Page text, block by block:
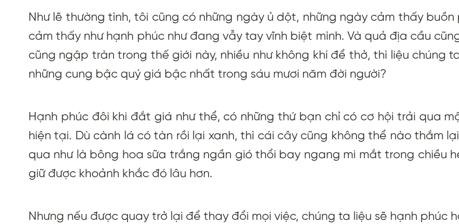
Như lẽ thường tình, tôi cũng có những ngày ủ dột, những ngày cảm thấy
cảm thấy như hạnh phúc như đang vẫy tay vĩnh biệt mình. Và quả địa cầu
cũng ngập tràn trong thế giới này, nhiều như không khí để thở, thì liệu chúng
những cung bậc quý giá bậc nhất trong sáu mươi năm đời người?
Hạnh phúc đôi khi đắt giá như thể, có những thứ bạn chỉ có cơ hội trải qua
hiện tại. Dù cành lá có tàn rồi lại xanh, thì cái cây cũng không thể nào thắm
qua như là bông hoa sữa trắng ngần gió thổi bay ngang mi mắt trong chiều
giữ được khoảnh khắc đó lâu hơn.
Nhưng nếu được quay trở lại để thay đổi mọi việc, chúng ta liệu sẽ hạnh phúc